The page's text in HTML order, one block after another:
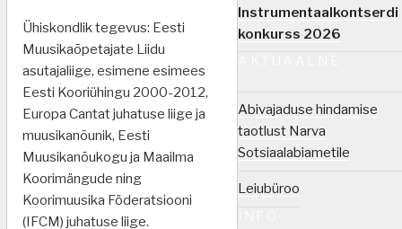
Ühiskondlik tegevus: Eesti
Muusikaõpetajate Liidu
asutajaliige, esimene esimees
Eesti Kooriühingu 2000-2012,
Europa Cantat juhatuse liige ja
muusikanõunik, Eesti
Muusikanõukogu ja Maailma
Koorimängude ning
Koorimuusika Föderatsiooni
(IFCM) juhatuse liige.
Instrumentaalkontserdi
konkurss 2026
Abivajaduse hindamise
taotlust Narva
Sotsiaalabiametile
Leiubüroo